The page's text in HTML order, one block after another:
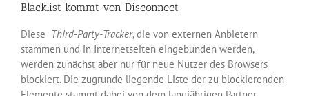
Blacklist kommt von Disconnect
Diese Third-Party-Tracker, die von externen Anbietern
stammen und in Internetseiten eingebunden werden,
werden zunächst aber nur für neue Nutzer des Browsers
blockiert. Die zugrunde liegende Liste der zu blockierenden